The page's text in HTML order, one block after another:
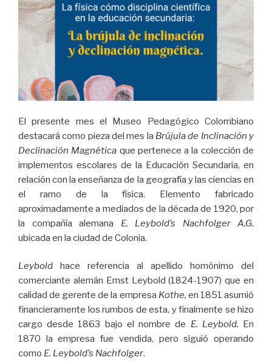
El presente mes el Museo Pedagógico Colombiano
destacará como pieza del mes la Brújula de Inclinación y
Declinación Magnética que pertenece a la colección de
implementos escolares de la Educación Secundaria, en
relación con la enseñanza de la geografía y las ciencias en
el ramo de la física. Elemento fabricado
aproximadamente a mediados de la década de 1920, por
la compañía alemana E. Leybold’s Nachfolger A.G.
ubicada en la ciudad de Colonia.
Leybold hace referencia al apellido homónimo del
comerciante alemán Ernst Leybold (1824-1907) que en
calidad de gerente de la empresa Kothe, en 1851 asumió
financieramente los rumbos de esta, y finalmente se hizo
cargo desde 1863 bajo el nombre de E. Leybold. En
1870 la empresa fue vendida, pero siguió operando
como E. Leybold’s Nachfolger.